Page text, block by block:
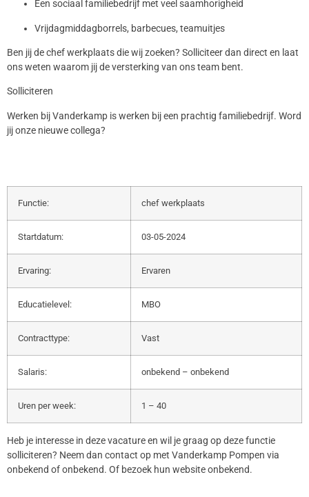
Een sociaal familiebedrijf met veel saamhorigheid
Vrijdagmiddagborrels, barbecues, teamuitjes
Ben jij de chef werkplaats die wij zoeken? Solliciteer dan direct en laat
ons weten waarom jij de versterking van ons team bent.
Solliciteren
Werken bij Vanderkamp is werken bij een prachtig familiebedrijf. Word
jij onze nieuwe collega?
Functie: chef werkplaats
Startdatum: 03-05-2024
Ervaring: Ervaren
Educatielevel: MBO
Contracttype: Vast
Salaris: onbekend – onbekend
Uren per week: 1 – 40
Heb je interesse in deze vacature en wil je graag op deze functie
solliciteren? Neem dan contact op met Vanderkamp Pompen via
onbekend of onbekend. Of bezoek hun website onbekend.